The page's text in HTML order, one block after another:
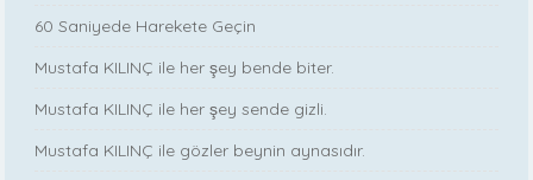
60 Saniyede Harekete Geçin
Mustafa KILINÇ ile her şey bende biter.
Mustafa KILINÇ ile her şey sende gizli.
Mustafa KILINÇ ile gözler beynin aynasıdır.